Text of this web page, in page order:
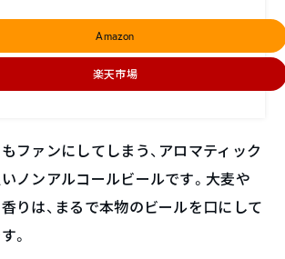
Amazon
楽天市場
ファンにしてしまう、アロマティック
ノンアルコールビールです。大麦や
りは、まるで本物のビールを口にして
。